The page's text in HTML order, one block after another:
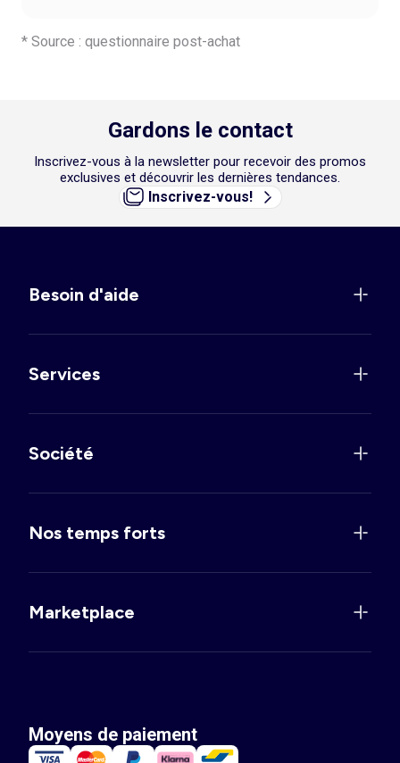
* Source : questionnaire post-achat
Gardons le contact
Inscrivez-vous à la newsletter pour recevoir des promos
exclusives et découvrir les dernières tendances.
Inscrivez-vous!
Besoin d'aide
Services
Société
Nos temps forts
Marketplace
Moyens de paiement